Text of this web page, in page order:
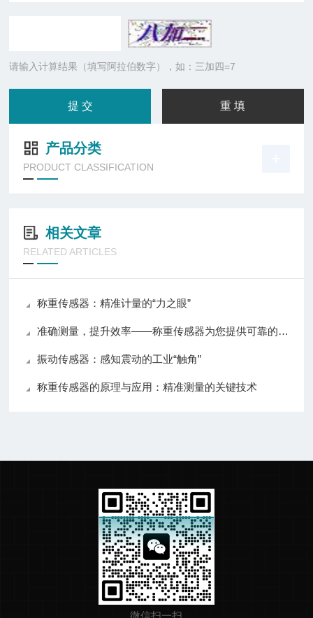
请输入计算结果（填写阿拉伯数字），如：三加四=7
产品分类
PRODUCT CLASSIFICATION
相关文章
RELATED ARTICLES
称重传感器：精准计量的“力之眼”
准确测量，提升效率——称重传感器为您提供可靠的数据支持
振动传感器：感知震动的工业“触角”
称重传感器的原理与应用：精准测量的关键技术